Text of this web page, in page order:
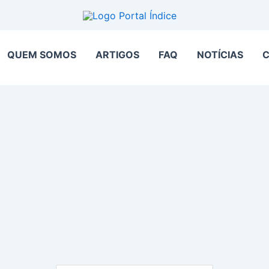
QUEM SOMOS ARTIGOS FAQ NOTÍCIAS